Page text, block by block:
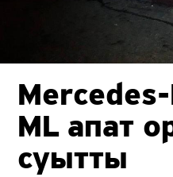
ML апат
суытты